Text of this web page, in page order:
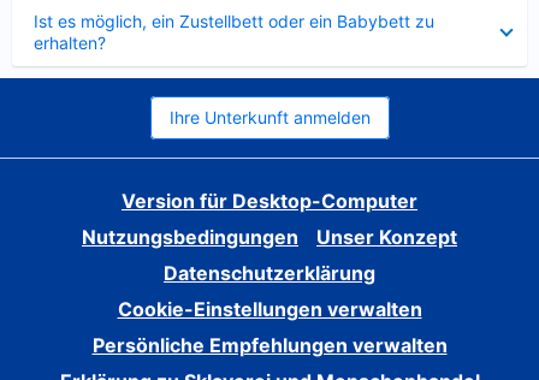
Ist es möglich, ein Zustellbett oder ein Babybett zu
erhalten?
Ihre Unterkunft anmelden
Version für Desktop-Computer
Nutzungsbedingungen
Unser Konzept
Datenschutzerklärung
Cookie-Einstellungen verwalten
Persönliche Empfehlungen verwalten